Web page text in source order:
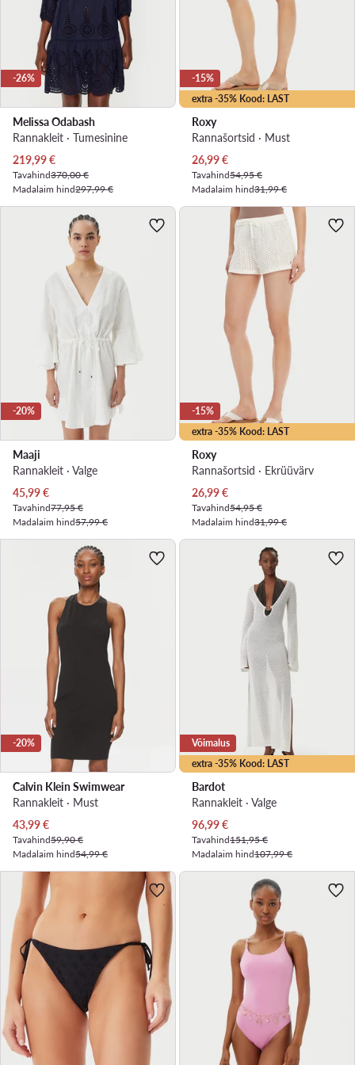
-26%
Melissa Odabash
Rannakleit · Tumesinine
Praegune hind
219,99€
Tavahind370,00 €
Madalaim hind297,99 €
extra -35% Kood: LAST
-15%
Roxy
Rannašortsid · Must
Praegune hind
26,99€
Tavahind54,95 €
Madalaim hind31,99 €
-20%
Maaji
Rannakleit · Valge
Praegune hind
45,99€
Tavahind77,95 €
Madalaim hind57,99 €
extra -35% Kood: LAST
-15%
Roxy
Rannašortsid · Ekrüüvärv
Praegune hind
26,99€
Tavahind54,95 €
Madalaim hind31,99 €
-20%
Calvin Klein Swimwear
Rannakleit · Must
Praegune hind
43,99€
Tavahind59,90 €
Madalaim hind54,99 €
extra -35% Kood: LAST
Võimalus
Bardot
Rannakleit · Valge
Praegune hind
96,99€
Tavahind151,95 €
Madalaim hind107,99 €